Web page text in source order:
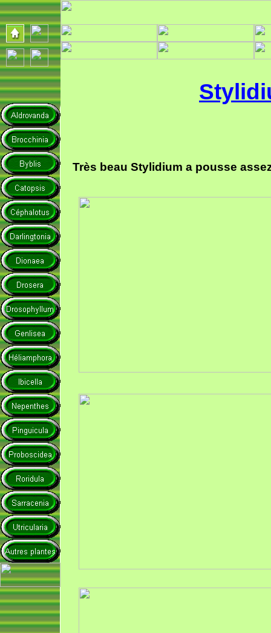
Très beau Stylidium a pousse